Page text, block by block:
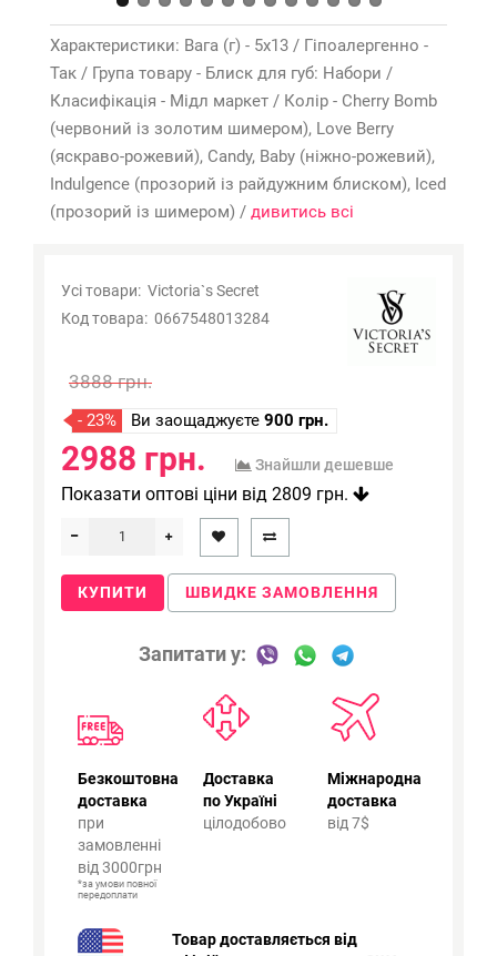
Характеристики: Вага (г) - 5х13 / Гіпоалергенно -
Так / Група товару - Блиск для губ: Набори /
Класифікація - Мідл маркет / Колір - Cherry Bomb
(червоний із золотим шимером), Love Berry
(яскраво-рожевий), Candy, Baby (ніжно-рожевий),
Indulgence (прозорий із райдужним блиском), Iced
(прозорий із шимером) / дивитись всі
Усі товари: Victoria`s Secret
Код товара: 0667548013284
3888 грн.
- 23% Ви заощаджуєте 900 грн.
2988 грн. Знайшли дешевше
Показати оптові ціни від 2809 грн.
КУПИТИ ШВИДКЕ ЗАМОВЛЕННЯ
Запитати у:
Безкоштовна
доставка
при
замовленні
від 3000грн
*за умови повної
передоплати
Доставка
по Україні
цілодобово
Міжнародна
доставка
від 7$
Товар доставляється від